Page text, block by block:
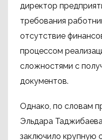
директор
требования
отсутствие
процессом
сложностями с
документов.
Однако, по словам
Эльдара
заключило крупную